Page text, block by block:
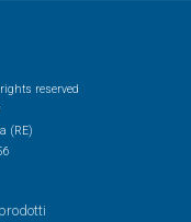
reserved
(RE)